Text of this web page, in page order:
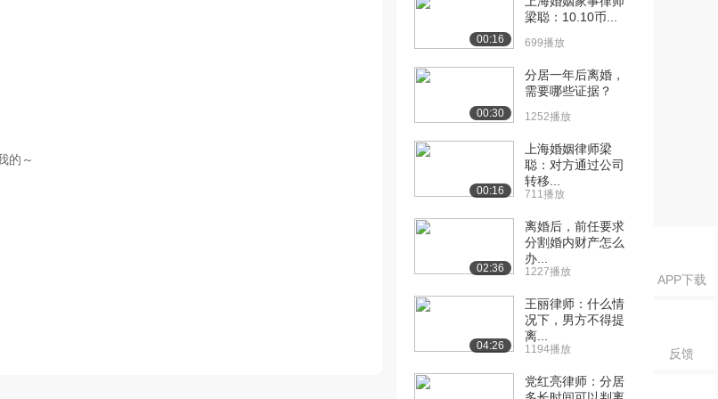
APP下载
反馈
的～
00:16
梁聪：10.10币...
699播放
00:30
分居一年后离婚，
需要哪些证据？
1252播放
00:16
上海婚姻律师梁
聪：对方通过公司
转移...
711播放
02:36
离婚后，前任要求
分割婚内财产怎么
办...
1227播放
04:26
王丽律师：什么情
况下，男方不得提
离...
1194播放
党红亮律师：分居